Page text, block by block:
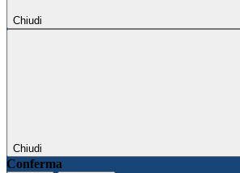
Chiudi
Chiudi
Conferma